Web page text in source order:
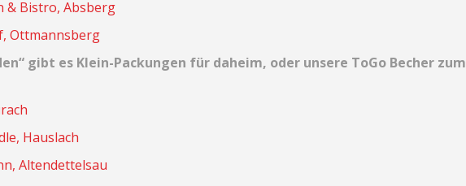
& Bistro, Absberg
Ottmannsberg
gibt es Klein-Packungen für daheim, oder unsere ToGo Becher zum
Hauslach
Altendettelsau